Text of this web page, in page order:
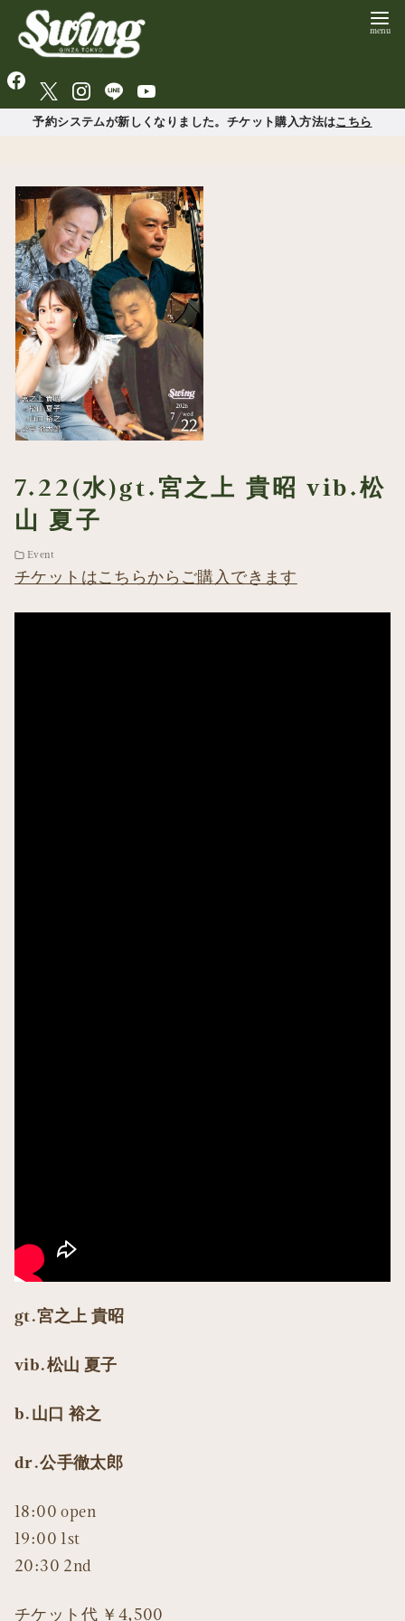
予約システムが新しくなりました。チケット購入方法はこちら
7.22(水)gt.宮之上 貴昭 vib.松
山 夏子
Event
チケットはこちらからご購入できます
gt.宮之上 貴昭
vib.松山 夏子
b.山口 裕之
dr.公手徹太郎
18:00 open
19:00 1st
20:30 2nd
チケット代 ￥4,500